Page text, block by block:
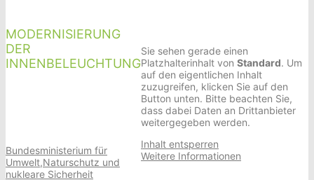
MODERNISIERUNG
DER
INNENBELEUCHTUNG
Bundesministerium für
Umwelt,Naturschutz und
nukleare Sicherheit
Sie sehen gerade einen
Platzhalterinhalt von Standard. Um
auf den eigentlichen Inhalt
zuzugreifen, klicken Sie auf den
Button unten. Bitte beachten Sie,
dass dabei Daten an Drittanbieter
weitergegeben werden.
Inhalt entsperren
Weitere Informationen